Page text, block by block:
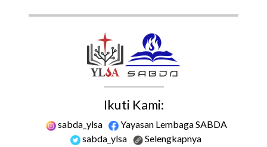
Ikuti Kami:
sabda_ylsa
Yayasan Lembaga SABDA
sabda_ylsa
Selengkapnya